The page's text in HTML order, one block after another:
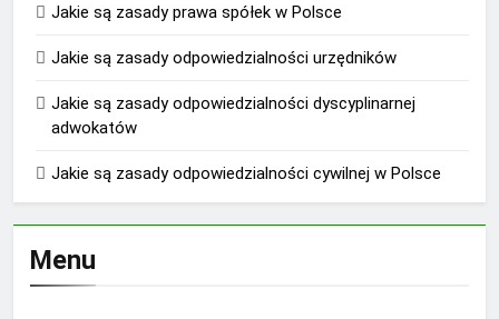
Jakie są zasady prawa spółek w Polsce
Jakie są zasady odpowiedzialności urzędników
Jakie są zasady odpowiedzialności dyscyplinarnej
adwokatów
Jakie są zasady odpowiedzialności cywilnej w Polsce
Menu